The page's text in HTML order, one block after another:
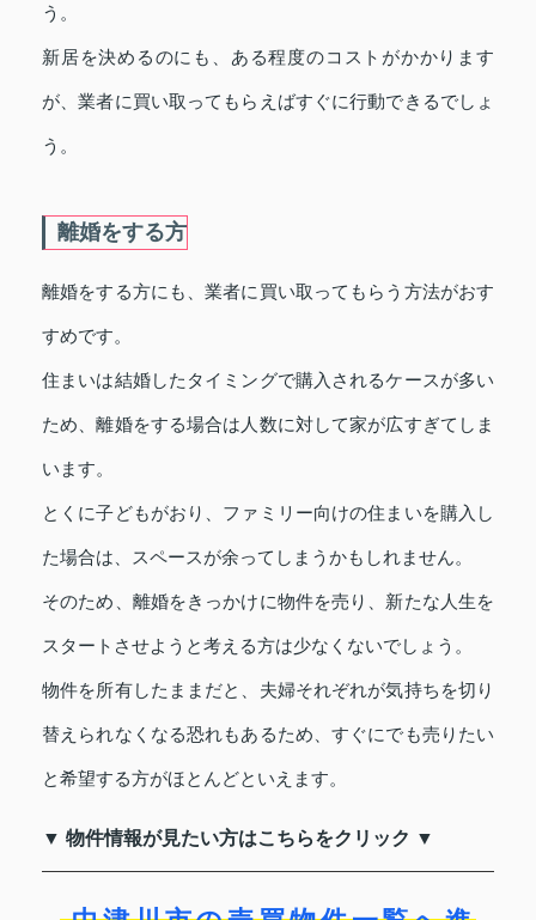
う。
新居を決めるのにも、ある程度のコストがかかります
が、業者に買い取ってもらえばすぐに行動できるでしょ
う。
離婚をする方
離婚をする方にも、業者に買い取ってもらう方法がおす
すめです。
住まいは結婚したタイミングで購入されるケースが多い
ため、離婚をする場合は人数に対して家が広すぎてしま
います。
とくに子どもがおり、ファミリー向けの住まいを購入し
た場合は、スペースが余ってしまうかもしれません。
そのため、離婚をきっかけに物件を売り、新たな人生を
スタートさせようと考える方は少なくないでしょう。
物件を所有したままだと、夫婦それぞれが気持ちを切り
替えられなくなる恐れもあるため、すぐにでも売りたい
と希望する方がほとんどといえます。
▼ 物件情報が見たい方はこちらをクリック ▼